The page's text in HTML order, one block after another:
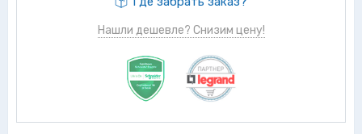
Нашли дешевле? Снизим цену!